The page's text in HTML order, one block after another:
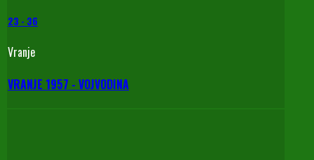
23 - 36
Vranje
VRANJE 1957 - VOJVODINA